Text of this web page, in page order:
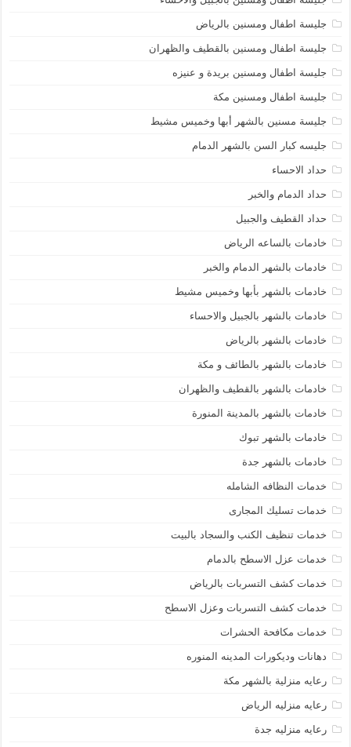
جليسة اطفال ومسنين بالرياض
جليسة اطفال ومسنين بالقطيف والظهران
جليسة اطفال ومسنين بريدة و عنيزه
جليسة اطفال ومسنين مكة
جليسة مسنين بالشهر أبها وخميس مشيط
جليسه كبار السن بالشهر الدمام
حداد الاحساء
حداد الدمام والخبر
حداد القطيف والجبيل
خادمات بالساعه الرياض
خادمات بالشهر الدمام والخبر
خادمات بالشهر بأبها وخميس مشيط
خادمات بالشهر بالجبيل والاحساء
خادمات بالشهر بالرياض
خادمات بالشهر بالطائف و مكة
خادمات بالشهر بالقطيف والظهران
خادمات بالشهر بالمدينة المنورة
خادمات بالشهر تبوك
خادمات بالشهر جدة
خدمات النظافه الشامله
خدمات تسليك المجارى
خدمات تنظيف الكنب والسجاد بالبيت
خدمات عزل الاسطح بالدمام
خدمات كشف التسربات بالرياض
خدمات كشف التسربات وعزل الاسطح
خدمات مكافحة الحشرات
دهانات وديكورات المدينه المنوره
رعايه منزلية بالشهر مكة
رعايه منزليه الرياض
رعايه منزليه جدة